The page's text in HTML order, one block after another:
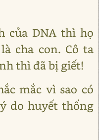
của DNA thì họ
cha con. Cô ta
thì đã bị giết!
mắc vì sao có
do huyết thống